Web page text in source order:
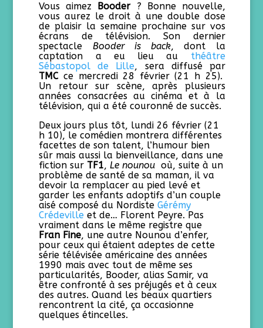
Vous aimez Booder? Bonne nouvelle,
vous aurez le droit à une double dose
de plaisir la semaine prochaine sur vos
écrans de télévision. Son dernier
spectacle Booder is back, dont la
captation a eu lieu au théâtre
Sébastopol de Lille, sera diffusé par
TMCce mercredi 28 février (21 h 25).
Un retour sur scène, après plusieurs
années consacrées au cinéma et à la
télévision, qui a été couronné de succès.
Deux jours plus tôt, lundi 26 février (21
h 10), le comédien montrera différentes
facettes de son talent, l’humour bien
sûr mais aussi la bienveillance, dans une
fiction sur TF1,Le nounou où, suite à un
problème de santé de sa maman, il va
devoir la remplacer au pied levé et
garder les enfants adoptifs d’un couple
aisé composé du NordisteGérémy
Crédeville et de… Florent Peyre. Pas
vraiment dans le même registre que
Fran Fine, une autre Nounou d’enfer,
pour ceux qui étaient adeptes de cette
série télévisée américaine des années
1990 mais avec tout de même ses
particularités, Booder, alias Samir, va
être confronté à ses préjugés et à ceux
des autres. Quand les beaux quartiers
rencontrent la cité, ça occasionne
quelques étincelles.